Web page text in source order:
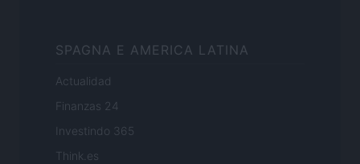
SPAGNA E AMERICA LATINA
Actualidad
Finanzas 24
Investindo 365
Think.es